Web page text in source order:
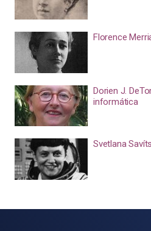
Florence
Dorien J.
informática
Svetlana